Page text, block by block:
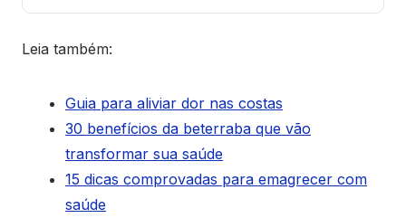
Leia também:
Guia para aliviar dor nas costas
30 benefícios da beterraba que vão
transformar sua saúde
15 dicas comprovadas para emagrecer com
saúde